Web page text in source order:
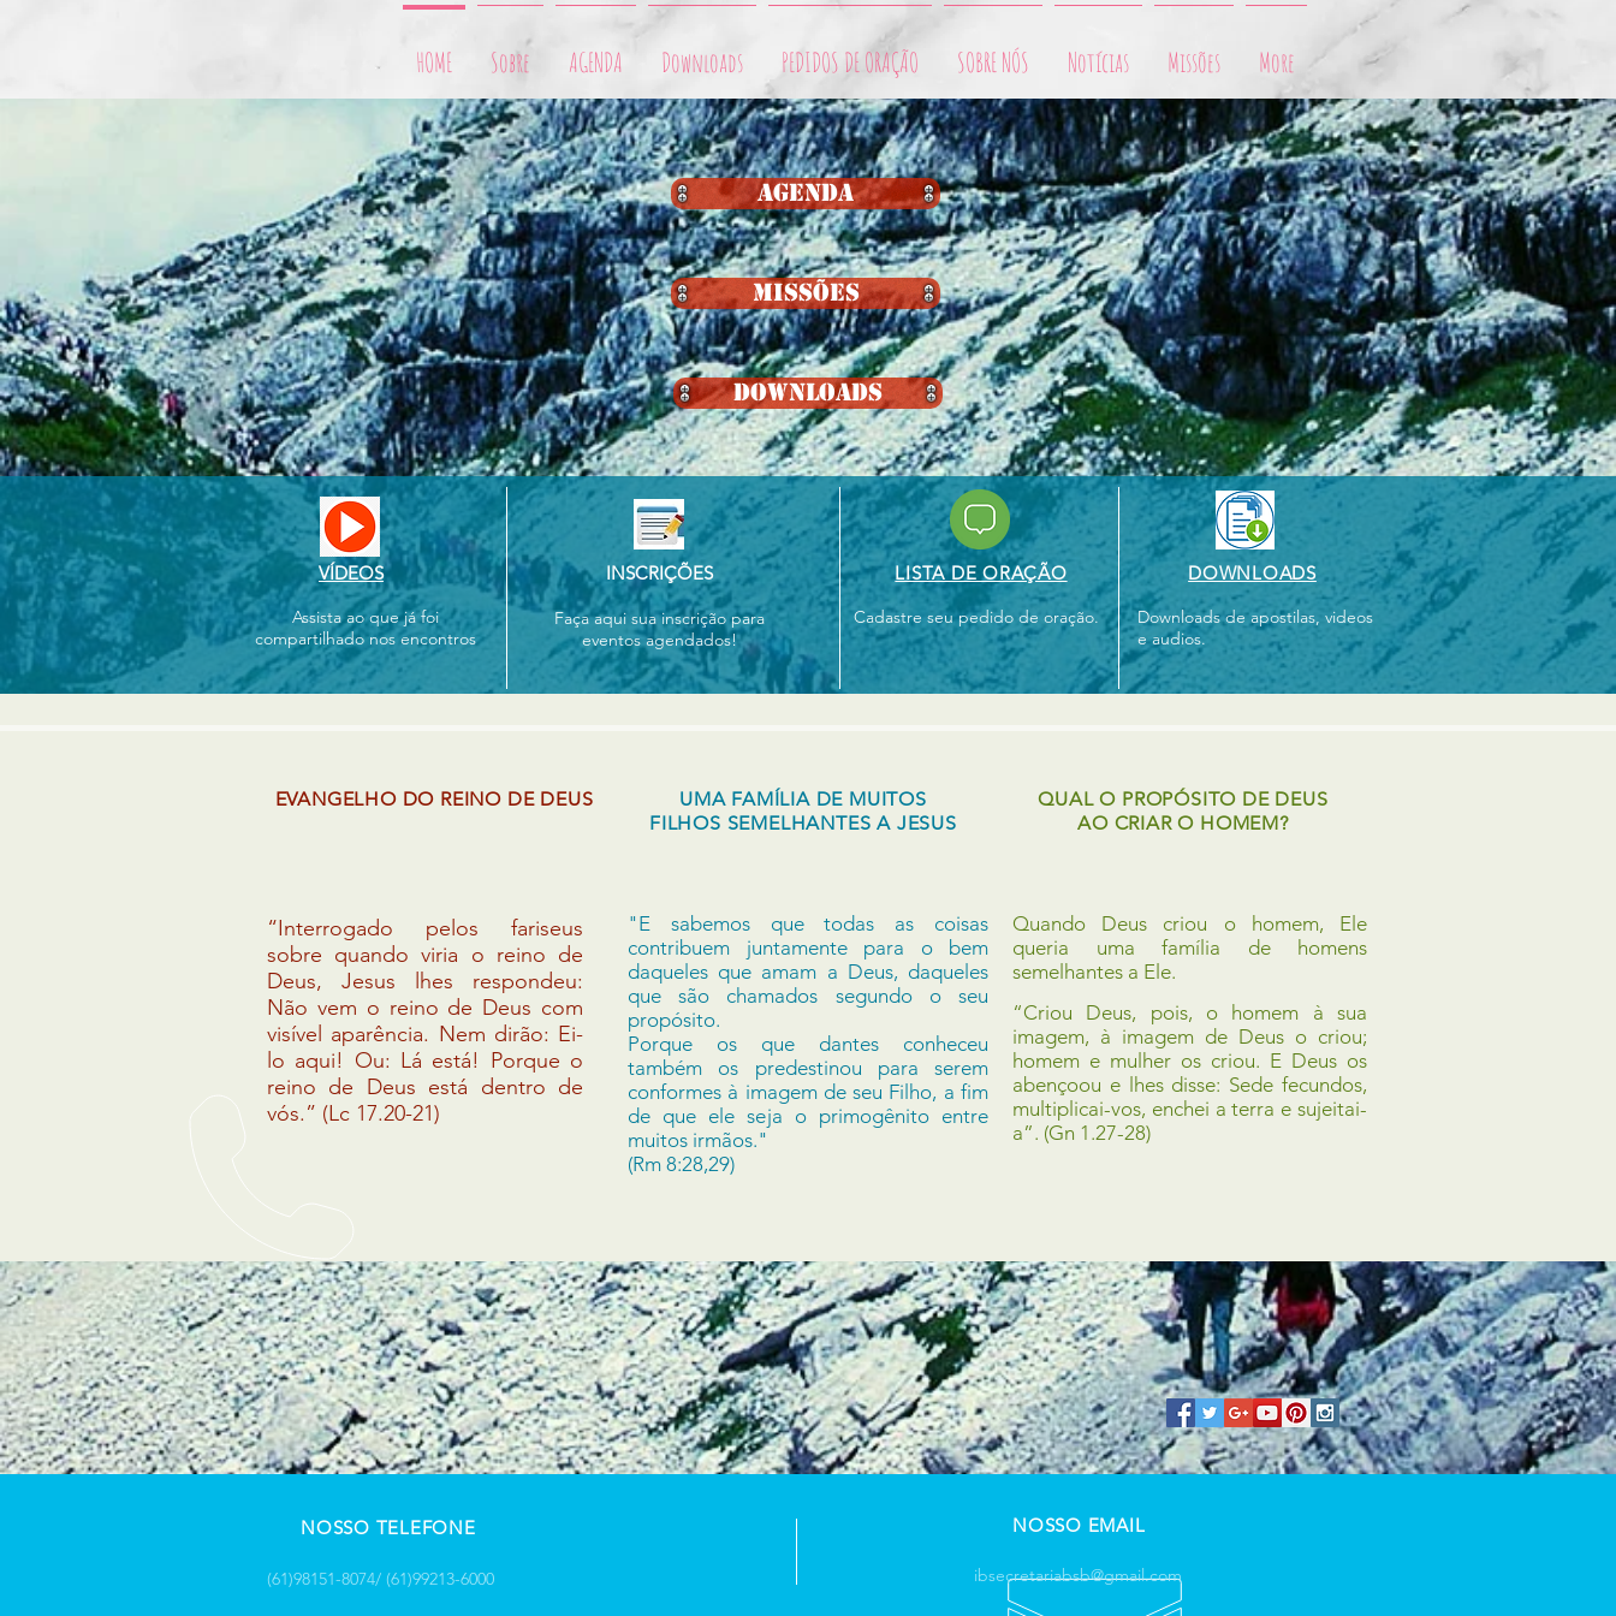
HOME Sobre AGENDA Downloads PEDIDOS DE ORAÇÃO SOBRE NÓS Notícias Missões More
"Ensina-me o Teu caminho, Senhor, para que eu ande na tua verdade; dá-me um coração inteiramente fiel, para que eu tema o Teu nome." (sl 86:11)
AGENDA
MISSÕES
Downloads
VÍDEOS
Assista ao que já foi
compartilhado nos encontros
INSCRIÇÕES
Faça aqui sua inscrição para
eventos agendados!
LISTA DE ORAÇÃO
Cadastre seu pedido de oração.
DOWNLOADS
Downloads de apostilas, videos
e audios.
EVANGELHO DO REINO DE DEUS
UMA FAMÍLIA DE MUITOS
FILHOS SEMELHANTES A JESUS
QUAL O PROPÓSITO DE DEUS
AO CRIAR O HOMEM?
“Interrogado pelos fariseus
sobre quando viria o reino de
Deus, Jesus lhes respondeu:
Não vem o reino de Deus com
visível aparência. Nem dirão: Ei-
lo aqui! Ou: Lá está! Porque o
reino de Deus está dentro de
vós.” (Lc 17.20-21)
"E sabemos que todas as coisas
contribuem juntamente para o bem
daqueles que amam a Deus, daqueles
que são chamados segundo o seu
propósito.
Porque os que dantes conheceu
também os predestinou para serem
conformes à imagem de seu Filho, a fim
de que ele seja o primogênito entre
muitos irmãos."
(Rm 8:28,29)
Quando Deus criou o homem, Ele
queria uma família de homens
semelhantes a Ele.
“Criou Deus, pois, o homem à sua
imagem, à imagem de Deus o criou;
homem e mulher os criou. E Deus os
abençoou e lhes disse: Sede fecundos,
multiplicai-vos, enchei a terra e sujeitai-
a”. (Gn 1.27-28)
NOSSO TELEFONE
(61)98151-8074/ (61)99213-6000
NOSSO EMAIL
ibsecretariabsb@gmail.com